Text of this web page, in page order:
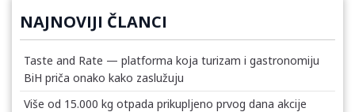
NAJNOVIJI ČLANCI
Taste and Rate — platforma koja turizam i gastronomiju
BiH priča onako kako zaslužuju
Više od 15.000 kg otpada prikupljeno prvog dana akcije